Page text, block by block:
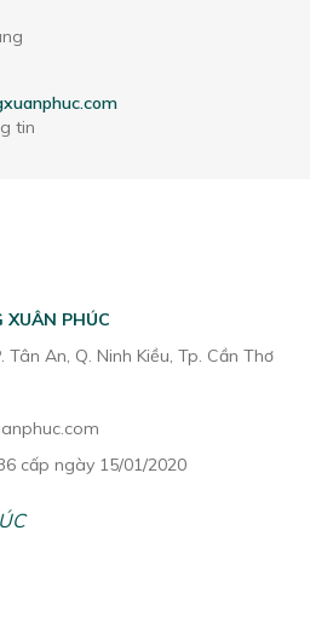
tin
XUÂN PHÚC
Tân An, Q. Ninh Kiều, Tp. Cần Thơ
cấp ngày 15/01/2020